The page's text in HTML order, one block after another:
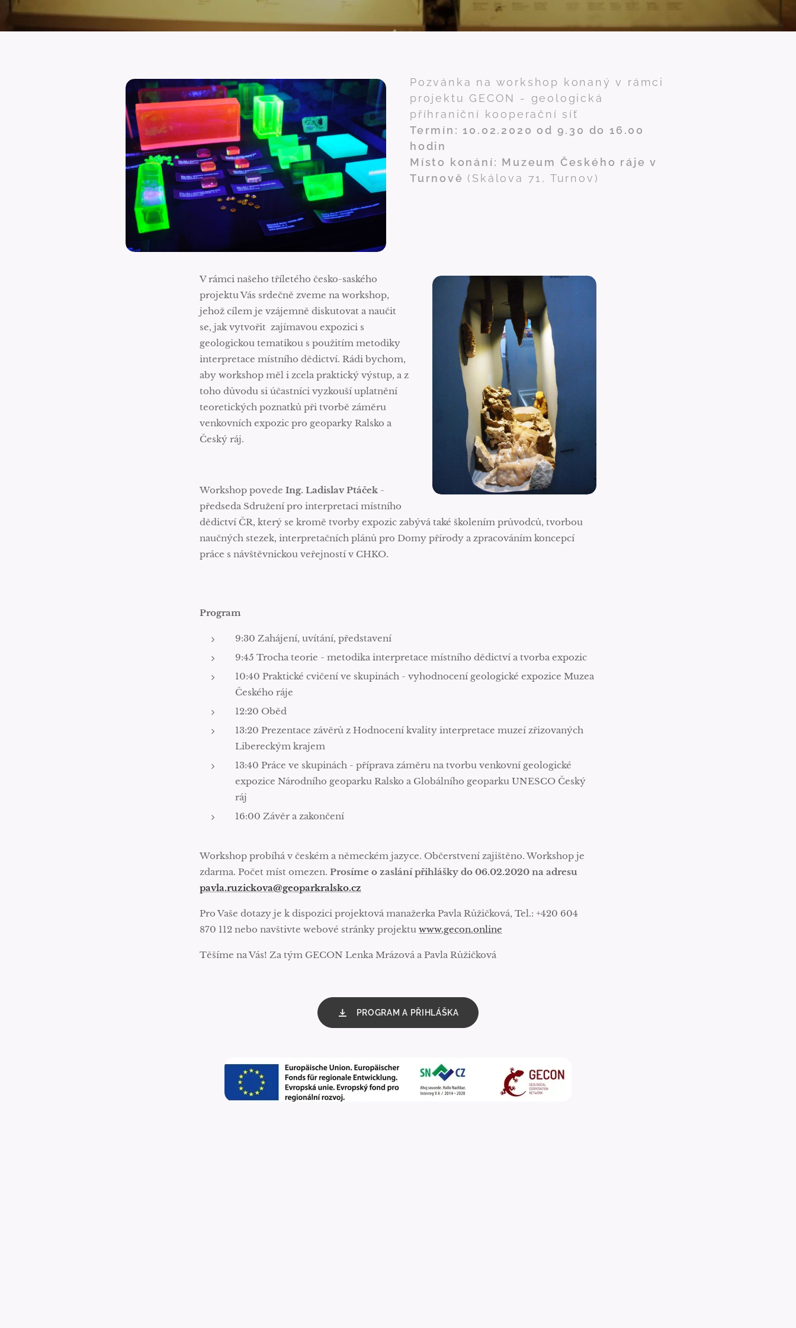
Pozvánka na workshop konaný v rámci
projektu GECON - geologická
příhraniční kooperační síť
Termín: 10.02.2020 od 9.30 do 16.00
hodin
Místo konání: Muzeum Českého ráje v
Turnově (Skálova 71, Turnov)
V rámci našeho tříletého česko-saského
projektu Vás srdečně zveme na workshop,
jehož cílem je vzájemně diskutovat a naučit
se, jak vytvořit zajímavou expozici s
geologickou tematikou s použitím metodiky
interpretace místního dědictví. Rádi bychom,
aby workshop měl i zcela praktický výstup, a z
toho důvodu si účastníci vyzkouší uplatnění
teoretických poznatků při tvorbě záměru
venkovních expozic pro geoparky Ralsko a
Český ráj.
Workshop povede Ing. Ladislav Ptáček -
předseda Sdružení pro interpretaci místního
dědictví ČR, který se kromě tvorby expozic zabývá také školením průvodců, tvorbou
naučných stezek, interpretačních plánů pro Domy přírody a zpracováním koncepcí
práce s návštěvnickou veřejností v CHKO.
Program
9:30 Zahájení, uvítání, představení
9:45 Trocha teorie - metodika interpretace místního dědictví a tvorba expozic
10:40 Praktické cvičení ve skupinách - vyhodnocení geologické expozice Muzea
Českého ráje
12:20 Oběd
13:20 Prezentace závěrů z Hodnocení kvality interpretace muzeí zřizovaných
Libereckým krajem
13:40 Práce ve skupinách - příprava záměru na tvorbu venkovní geologické
expozice Národního geoparku Ralsko a Globálního geoparku UNESCO Český
ráj
16:00 Závěr a zakončení
Workshop probíhá v českém a německém jazyce. Občerstvení zajištěno. Workshop je
zdarma. Počet míst omezen. Prosíme o zaslání přihlášky do 06.02.2020 na adresu
pavla.ruzickova@geoparkralsko.cz
Pro Vaše dotazy je k dispozici projektová manažerka Pavla Růžičková, Tel.: +420 604
870 112 nebo navštivte webové stránky projektu www.gecon.online
Těšíme na Vás! Za tým GECON Lenka Mrázová a Pavla Růžičková
PROGRAM A PŘIHLÁŠKA